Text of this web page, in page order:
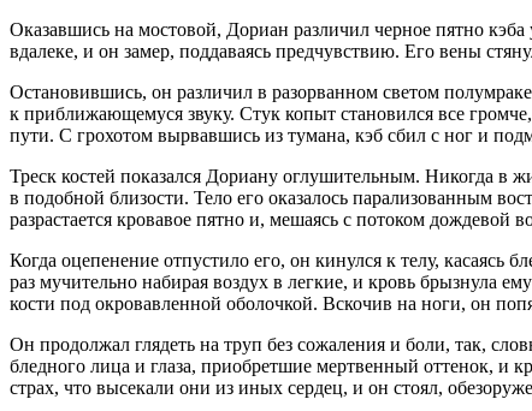
Оказавшись на мостовой, Дориан различил черное пятно
вдалеке, и он замер, поддаваясь предчувствию. Его вены
Остановившись, он различил в разорванном светом
к приближающемуся звуку. Стук копыт становился все
пути. С грохотом вырвавшись из тумана, кэб сбил с ног и
Треск костей показался Дориану оглушительным. Никогда в
в подобной близости. Тело его оказалось парализованным
разрастается кровавое пятно и, мешаясь с потоком дождевой
Когда оцепенение отпустило его, он кинулся к телу,
раз мучительно набирая воздух в легкие, и кровь брызнула
кости под окровавленной оболочкой. Вскочив на ноги, он
Он продолжал глядеть на труп без сожаления и боли, так,
бледного лица и глаза, приобретшие мертвенный оттенок, и
страх, что высекали они из иных сердец, и он стоял,